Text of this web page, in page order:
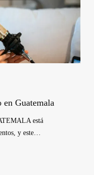
Guatemala
está
y este…